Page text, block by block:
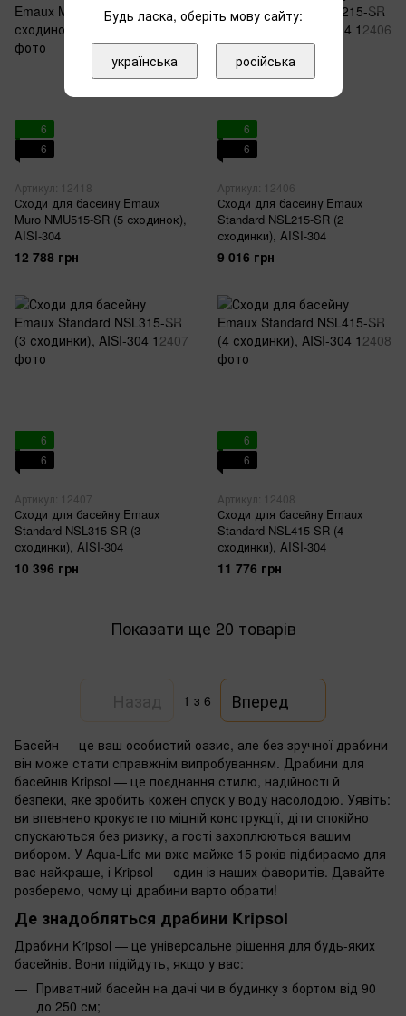
6
6
Артикул: 12418
Сходи для басейну Emaux
Muro NMU515-SR (5 сходинок),
AISI-304
12 788 грн
6
6
Артикул: 12406
Сходи для басейну Emaux
Standard NSL215-SR (2
сходинки), AISI-304
9 016 грн
6
6
Артикул: 12407
Сходи для басейну Emaux
Standard NSL315-SR (3
сходинки), AISI-304
10 396 грн
6
6
Артикул: 12408
Сходи для басейну Emaux
Standard NSL415-SR (4
сходинки), AISI-304
11 776 грн
Показати ще 20 товарів
1 з 6 Вперед
Басейн — це ваш особистий оазис, але без зручної драбини
він може стати справжнім випробуванням. Драбини для
басейнів Kripsol — це поєднання стилю, надійності й
безпеки, яке зробить кожен спуск у воду насолодою. Уявіть:
ви впевнено крокуєте по міцній конструкції, діти спокійно
спускаються без ризику, а гості захоплюються вашим
вибором. У Aqua-Life ми вже майже 15 років підбираємо для
вас найкраще, і Kripsol — один із наших фаворитів. Давайте
розберемо, чому ці драбини варто обрати!
Де знадобляться драбини Kripsol
Драбини Kripsol — це універсальне рішення для будь-яких
басейнів. Вони підійдуть, якщо у вас:
Приватний басейн на дачі чи в будинку з бортом від 90
до 250 см;
Будь ласка, оберіть мову сайту:
українська російська